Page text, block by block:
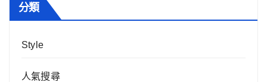
分類
Style
人氣搜尋